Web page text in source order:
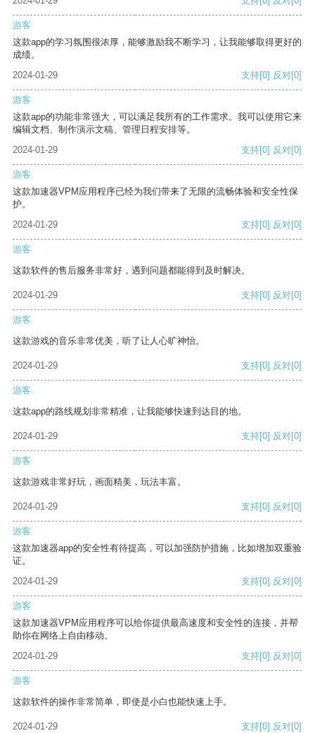
游客
这款app的学习氛围很浓厚，能够激励我不断学习，让我能够取得更好的
成绩。
2024-01-29
支持[0] 反对[0]
游客
这款app的功能非常强大，可以满足我所有的工作需求。我可以使用它来
编辑文档、制作演示文稿、管理日程安排等。
2024-01-29
支持[0] 反对[0]
游客
这款加速器VPM应用程序已经为我们带来了无限的流畅体验和安全性保
护。
2024-01-29
支持[0] 反对[0]
游客
这款软件的售后服务非常好，遇到问题都能得到及时解决。
2024-01-29 支持[0] 反对[0]
游客
这款游戏的音乐非常优美，听了让人心旷神怡。
2024-01-29 支持[0] 反对[0]
游客
这款app的路线规划非常精准，让我能够快速到达目的地。
2024-01-29 支持[0] 反对[0]
游客
这款游戏非常好玩，画面精美，玩法丰富。
2024-01-29 支持[0] 反对[0]
游客
这款加速器app的安全性有待提高，可以加强防护措施，比如增加双重验
证。
2024-01-29
支持[0] 反对[0]
游客
这款加速器VPM应用程序可以给你提供最高速度和安全性的连接，并帮
助你在网络上自由移动。
2024-01-29
支持[0] 反对[0]
游客
这款软件的操作非常简单，即使是小白也能快速上手。
2024-01-29 支持[0] 反对[0]